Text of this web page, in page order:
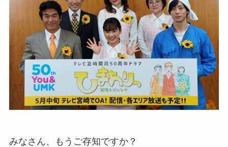
みなさん、もうご存知ですか？